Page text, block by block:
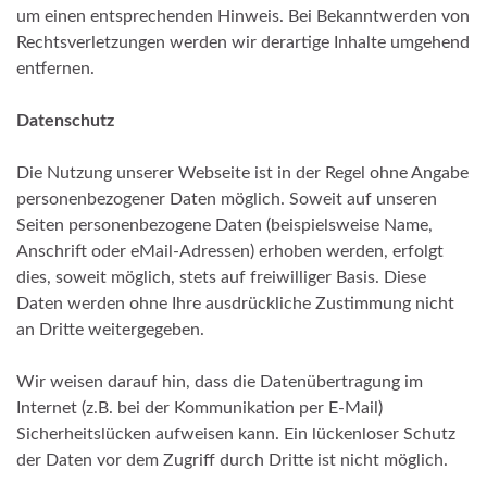
um einen entsprechenden Hinweis. Bei Bekanntwerden von
Rechtsverletzungen werden wir derartige Inhalte umgehend
entfernen.
Datenschutz
Die Nutzung unserer Webseite ist in der Regel ohne Angabe
personenbezogener Daten möglich. Soweit auf unseren
Seiten personenbezogene Daten (beispielsweise Name,
Anschrift oder eMail-Adressen) erhoben werden, erfolgt
dies, soweit möglich, stets auf freiwilliger Basis. Diese
Daten werden ohne Ihre ausdrückliche Zustimmung nicht
an Dritte weitergegeben.
Wir weisen darauf hin, dass die Datenübertragung im
Internet (z.B. bei der Kommunikation per E-Mail)
Sicherheitslücken aufweisen kann. Ein lückenloser Schutz
der Daten vor dem Zugriff durch Dritte ist nicht möglich.